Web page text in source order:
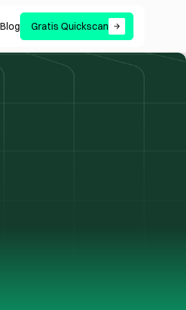
Blog Gratis Quickscan